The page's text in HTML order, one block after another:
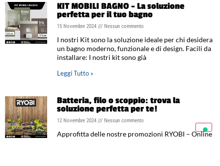
KIT MOBILI BAGNO – La soluzione
perfetta per il tuo bagno
15 Novembre 2024 Nessun commento
I nostri Kit sono la soluzione ideale per chi desidera
un bagno moderno, funzionale e di design. Facili da
installare: I nostri kit sono già
Leggi Tutto »
Batteria, filo o scoppio: trova la
soluzione perfetta per te!
12 Novembre 2024 Nessun commento
Approfitta delle nostre promozioni RYOBI – Online